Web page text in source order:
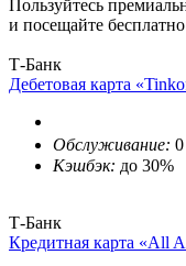
Пользуйтесь
и посещайте
Т-Банк
Дебетовая карта
Обслуживание:
Кэшбэк: до 30%
Т-Банк
Кредитная карта «All